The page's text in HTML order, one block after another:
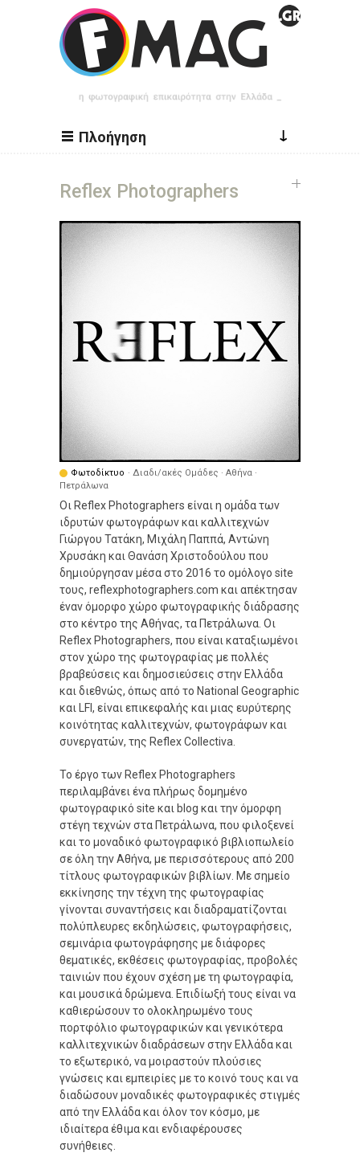
Παράκαμψη προς το κυρίως περιεχόμενο
Πλοήγηση ↓
Reflex Photographers
Φωτοδίκτυο · Διαδι/ακές Ομάδες · Αθήνα ·
Πετράλωνα
Οι Reflex Photographers είναι η ομάδα των
ιδρυτών φωτογράφων και καλλιτεχνών
Γιώργου Τατάκη, Μιχάλη Παππά, Αντώνη
Χρυσάκη και Θανάση Χριστοδούλου που
δημιούργησαν μέσα στο 2016 το ομόλογο site
τους, reflexphotographers.com και απέκτησαν
έναν όμορφο χώρο φωτογραφικής διάδρασης
στο κέντρο της Αθήνας, τα Πετράλωνα. Οι
Reflex Photographers, που είναι καταξιωμένοι
στον χώρο της φωτογραφίας με πολλές
βραβεύσεις και δημοσιεύσεις στην Ελλάδα
και διεθνώς, όπως από το National Geographic
και LFI, είναι επικεφαλής και μιας ευρύτερης
κοινότητας καλλιτεχνών, φωτογράφων και
συνεργατών, της Reflex Collectiva.
Το έργο των Reflex Photographers
περιλαμβάνει ένα πλήρως δομημένο
φωτογραφικό site και blog και την όμορφη
στέγη τεχνών στα Πετράλωνα, που φιλοξενεί
και το μοναδικό φωτογραφικό βιβλιοπωλείο
σε όλη την Αθήνα, με περισσότερους από 200
τίτλους φωτογραφικών βιβλίων. Με σημείο
εκκίνησης την τέχνη της φωτογραφίας
γίνονται συναντήσεις και διαδραματίζονται
πολύπλευρες εκδηλώσεις, φωτογραφήσεις,
σεμινάρια φωτογράφησης με διάφορες
θεματικές, εκθέσεις φωτογραφίας, προβολές
ταινιών που έχουν σχέση με τη φωτογραφία,
και μουσικά δρώμενα. Επιδίωξή τους είναι να
καθιερώσουν το ολοκληρωμένο τους
πορτφόλιο φωτογραφικών και γενικότερα
καλλιτεχνικών διαδράσεων στην Ελλάδα και
το εξωτερικό, να μοιραστούν πλούσιες
γνώσεις και εμπειρίες με το κοινό τους και να
διαδώσουν μοναδικές φωτογραφικές στιγμές
από την Ελλάδα και όλον τον κόσμο, με
ιδιαίτερα έθιμα και ενδιαφέρουσες
συνήθειες.